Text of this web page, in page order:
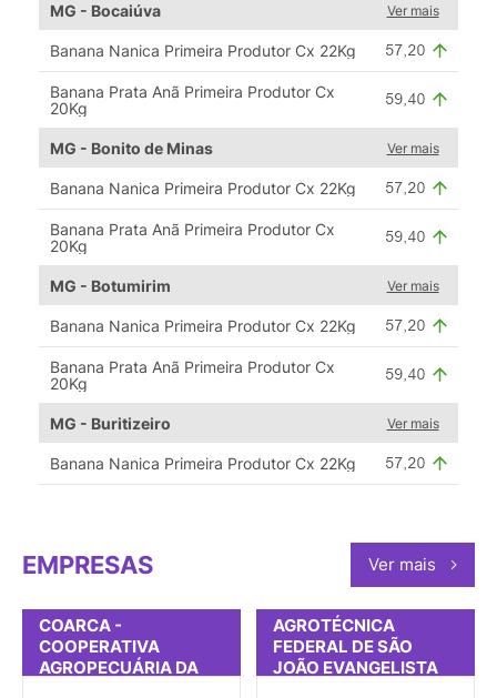
MG - Bocaiúva Ver mais
Banana Nanica Primeira Produtor Cx 22Kg
Banana Prata Anã Primeira Produtor Cx
20Kg
MG - Bonito de Minas Ver mais
Banana Nanica Primeira Produtor Cx 22Kg
Banana Prata Anã Primeira Produtor Cx
20Kg
MG - Botumirim Ver mais
Banana Nanica Primeira Produtor Cx 22Kg
Banana Prata Anã Primeira Produtor Cx
20Kg
MG - Buritizeiro Ver mais
Banana Nanica Primeira Produtor Cx 22Kg
EMPRESAS Ver mais
COARCA -
COOPERATIVA
AGROPECUÁRIA DA
AGROTÉCNICA
FEDERAL DE SÃO
JOÃO EVANGELISTA